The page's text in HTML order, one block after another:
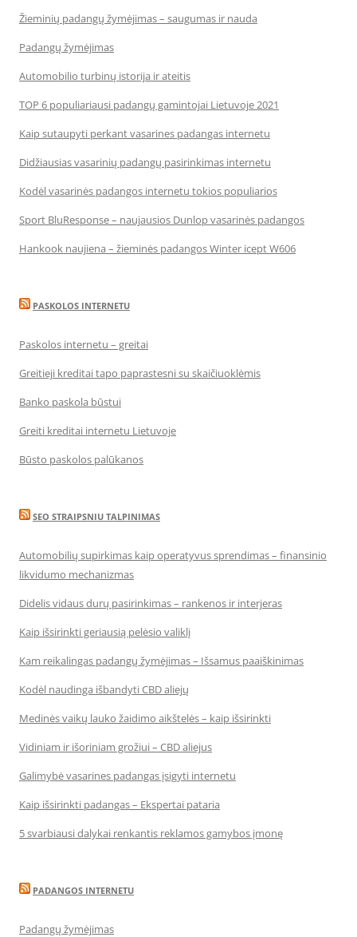
Žieminių padangų žymėjimas – saugumas ir nauda
Padangų žymėjimas
Automobilio turbinų istorija ir ateitis
TOP 6 populiariausi padangų gamintojai Lietuvoje 2021
Kaip sutaupyti perkant vasarines padangas internetu
Didžiausias vasarinių padangų pasirinkimas internetu
Kodėl vasarinės padangos internetu tokios populiarios
Sport BluResponse – naujausios Dunlop vasarinės padangos
Hankook naujiena – žieminės padangos Winter icept W606
PASKOLOS INTERNETU
Paskolos internetu – greitai
Greitieji kreditai tapo paprastesni su skaičiuoklėmis
Banko paskola būstui
Greiti kreditai internetu Lietuvoje
Būsto paskolos palūkanos
SEO STRAIPSNIU TALPINIMAS
Automobilių supirkimas kaip operatyvus sprendimas – finansinio
likvidumo mechanizmas
Didelis vidaus durų pasirinkimas – rankenos ir interjeras
Kaip išsirinkti geriausią pelėsio valiklį
Kam reikalingas padangų žymėjimas – Išsamus paaiškinimas
Kodėl naudinga išbandyti CBD aliejų
Medinės vaikų lauko žaidimo aikštelės – kaip išsirinkti
Vidiniam ir išoriniam grožiui – CBD aliejus
Galimybė vasarines padangas įsigyti internetu
Kaip išsirinkti padangas – Ekspertai pataria
5 svarbiausi dalykai renkantis reklamos gamybos įmonę
PADANGOS INTERNETU
Padangų žymėjimas